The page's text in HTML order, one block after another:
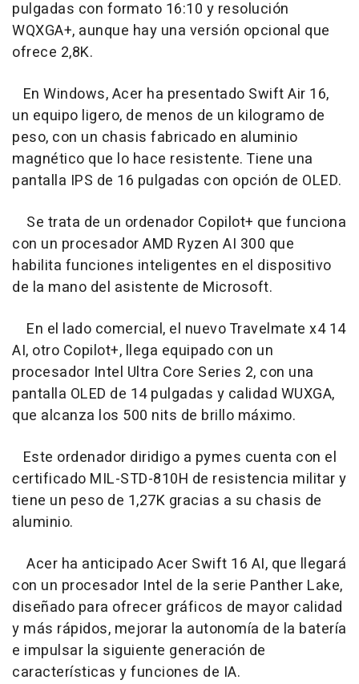
pulgadas con formato 16:10 y resolución
WQXGA+, aunque hay una versión opcional que
ofrece 2,8K.
En Windows, Acer ha presentado Swift Air 16,
un equipo ligero, de menos de un kilogramo de
peso, con un chasis fabricado en aluminio
magnético que lo hace resistente. Tiene una
pantalla IPS de 16 pulgadas con opción de OLED.
Se trata de un ordenador Copilot+ que funciona
con un procesador AMD Ryzen AI 300 que
habilita funciones inteligentes en el dispositivo
de la mano del asistente de Microsoft.
En el lado comercial, el nuevo Travelmate x4 14
AI, otro Copilot+, llega equipado con un
procesador Intel Ultra Core Series 2, con una
pantalla OLED de 14 pulgadas y calidad WUXGA,
que alcanza los 500 nits de brillo máximo.
Este ordenador diridigo a pymes cuenta con el
certificado MIL-STD-810H de resistencia militar y
tiene un peso de 1,27K gracias a su chasis de
aluminio.
Acer ha anticipado Acer Swift 16 AI, que llegará
con un procesador Intel de la serie Panther Lake,
diseñado para ofrecer gráficos de mayor calidad
y más rápidos, mejorar la autonomía de la batería
e impulsar la siguiente generación de
características y funciones de IA.